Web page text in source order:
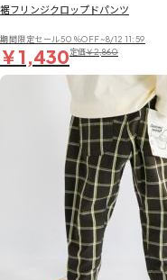
裾フリンジクロップドパンツ
期間限定セール50％OFF~8/12 11:59
￥1,430定価￥2,860